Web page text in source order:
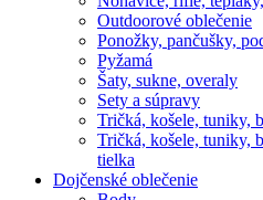
Outdoorové oblečenie
Ponožky, pančušky,
Pyžamá
Šaty, sukne, overaly
Sety a súpravy
Tričká, košele, tuniky,
Tričká, košele, tuniky,
tielka
Dojčenské oblečenie